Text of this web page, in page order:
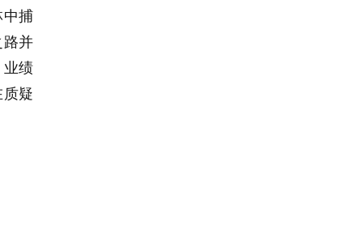
中捕
路并
业绩
疑